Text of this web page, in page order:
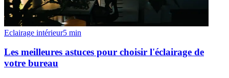
Eclairage intérieur5 min
Les meilleures astuces pour choisir l'éclairage de
votre bureau